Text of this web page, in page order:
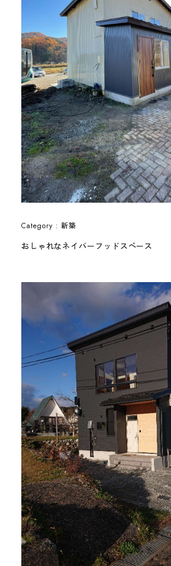
Category : 新築
おしゃれなネイバーフッドスペース